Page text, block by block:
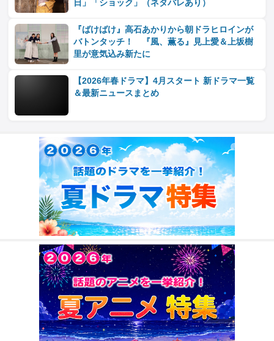
日」「ショック」（ネタバレあり）
『ばけばけ』高石あかりから朝ドラヒロインが
バトンタッチ！ 『風、薫る』見上愛＆上坂樹
里が意気込み新たに
【2026年春ドラマ】4月スタート 新ドラマ一覧
＆最新ニュースまとめ